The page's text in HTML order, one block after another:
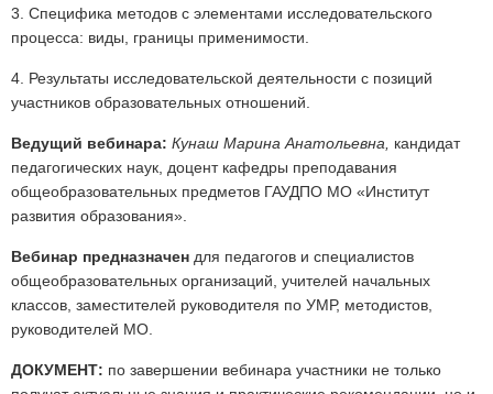
3. Специфика методов с элементами исследовательского
процесса: виды, границы применимости.
4. Результаты исследовательской деятельности с позиций
участников образовательных отношений.
Ведущий вебинара: Кунаш Марина Анатольевна, кандидат
педагогических наук, доцент кафедры преподавания
общеобразовательных предметов ГАУДПО МО «Институт
развития образования».
Вебинар предназначен для педагогов и специалистов
общеобразовательных организаций, учителей начальных
классов, заместителей руководителя по УМР, методистов,
руководителей МО.
ДОКУМЕНТ: по завершении вебинара участники не только